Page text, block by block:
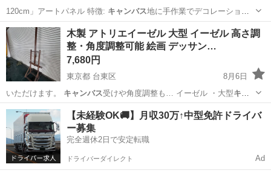
120cm」アートパネル 特徴: キャンバス地に手作業でデコレーション
が施された…
神奈川 横浜市 みなとみらい駅 その他 KARE
木製 アトリエイーゼル 大型 イーゼル 高さ調
整・角度調整可能 絵画 デッサン…
7,680円
東京都 台東区
8月6日
いただけます。 キャンバス受けや角度調整も… イーゼル ・大型キャ
ンバス対応 ・傾斜角度… 調整可能 ・キャンバス高さ調整可能 ・…
東京 台東区 その他
【未経験OK🚚】月収30万↑中型免許ドライバ
ー募集
完全週休2日で安定転職
ドライバーダイレクト Ad